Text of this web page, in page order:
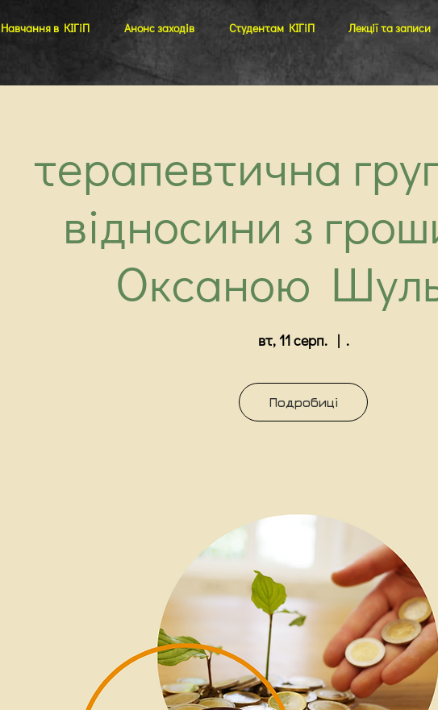
Навчання в КІГіП Анонс заходів Студентам КІГіП Лекції та записи
терапевтична
відносини з
Оксаною
вт, 11 серп.
  |
.
Подробиці